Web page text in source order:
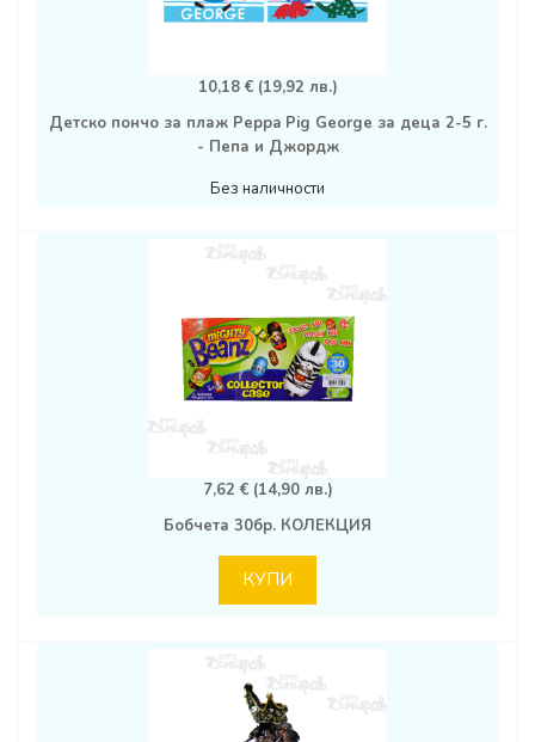
10,18 € (19,92 лв.)
Детско пончо за плаж Peppa Pig George за деца 2-5 г.
- Пепа и Джордж
Без наличности
7,62 € (14,90 лв.)
Бобчета 30бр. КОЛЕКЦИЯ
КУПИ